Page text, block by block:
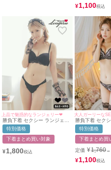
¥1,100
上品で魅惑的なランジェリー❤︎
勝負下着 セクシー ランジェリ
ー ガーリーシンプルフラワー
レースブラジャー＆ショーツ2
点セット
特別価格
下着まとめ買い対象
¥1,800
勝負下着 セク
ー スカラップリーフ刺繍レー
スソフトワイヤ
ショーツ2点セ
特別価格
下着まとめ買
定価 ¥1,760→
¥1,100